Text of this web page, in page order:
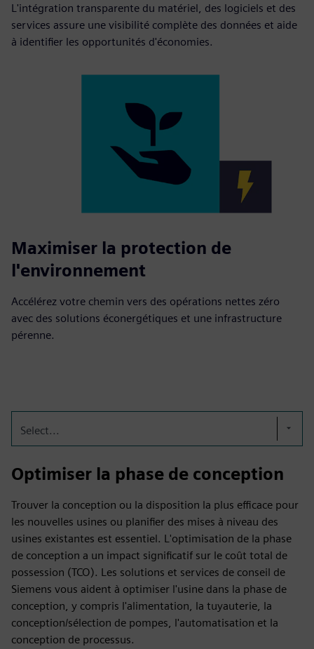
L'intégration transparente du matériel, des logiciels et des
services assure une visibilité complète des données et aide
à identifier les opportunités d'économies.
Maximiser la protection de
l'environnement
Accélérez votre chemin vers des opérations nettes zéro
avec des solutions éconergétiques et une infrastructure
pérenne.
Select...
Optimiser la phase de conception
Trouver la conception ou la disposition la plus efficace pour
les nouvelles usines ou planifier des mises à niveau des
usines existantes est essentiel. L'optimisation de la phase
de conception a un impact significatif sur le coût total de
possession (TCO). Les solutions et services de conseil de
Siemens vous aident à optimiser l'usine dans la phase de
conception, y compris l'alimentation, la tuyauterie, la
conception/sélection de pompes, l'automatisation et la
conception de processus.